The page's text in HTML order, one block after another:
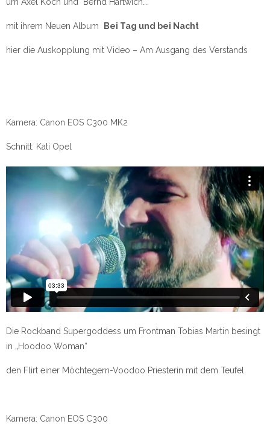
mit ihrem Neuen Album Bei Tag und bei Nacht
hier die Auskopplung mit Video – Am Ausgang des Verstands
Kamera: Canon EOS C300 MK2
Schnitt: Kati Opel
Die Rockband Supergoddess um Frontman Tobias Martin besingt
in „Hoodoo Woman“
den Flirt einer Möchtegern-Voodoo Priesterin mit dem Teufel.
Kamera: Canon EOS C300